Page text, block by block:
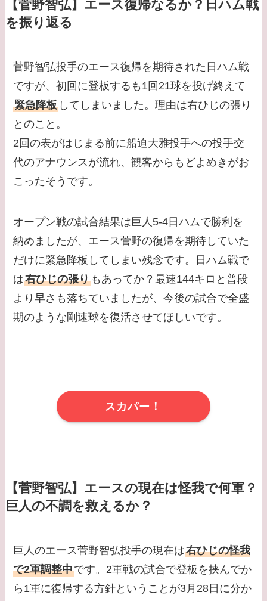
【菅野智弘】エース復帰なるか？日ハム戦
を振り返る
菅野智弘投手のエース復帰を期待された日ハム戦
ですが、初回に登板するも1回21球を投げ終えて
緊急降板 してしまいました。理由は右ひじの張り
とのこと。
2回の表がはじまる前に船迫大雅投手への投手交
代のアナウンスが流れ、観客からもどよめきがお
こったそうです。
オープン戦の試合結果は巨人5-4日ハムで勝利を
納めましたが、エース菅野の復帰を期待していた
だけに緊急降板してしまい残念です。日ハム戦で
は右ひじの張り もあってか？最速144キロと普段
より早さも落ちていましたが、今後の試合で全盛
期のような剛速球を復活させてほしいです。
スカパー！
【菅野智弘】エースの現在は怪我で何軍？
巨人の不調を救えるか？
巨人のエース菅野智弘投手の現在は右ひじの怪我
で2軍調整中です。2軍戦の試合で登板を挟んでか
ら1軍に復帰する方針ということが3月28日に分か